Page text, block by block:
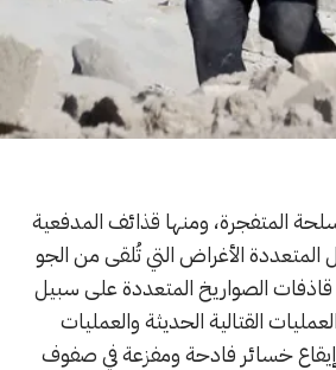
المتفجرة، ومنها قذائف المدفعية
المتعددة الأغراض التي تُلقى من الجو
الصواريخ المتعددة على سبيل
القتالية الحديثة والعمليات
إيقاع خسائر فادحة ومفزعة في صفوف